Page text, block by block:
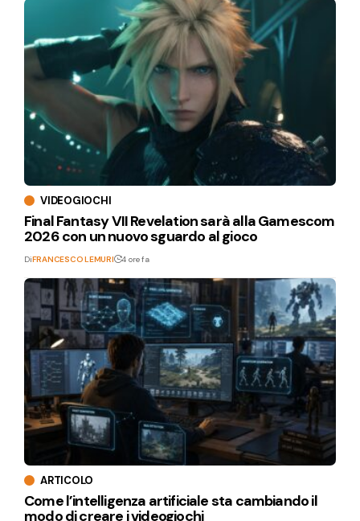
VIDEOGIOCHI
Final Fantasy VII Revelation sarà alla Gamescom
2026 con un nuovo sguardo al gioco
DiFRANCESCO LEMURI 4 ore fa
ARTICOLO
Come l’intelligenza artificiale sta cambiando il
modo di creare i videogiochi